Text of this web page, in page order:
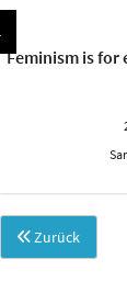
Feminism is for
Zurück